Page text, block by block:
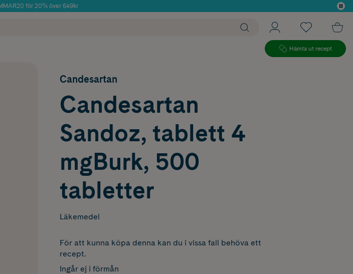
för 20% över 649kr
Hämta ut recept
Candesartan
Candesartan
Sandoz, tablett 4
mgBurk, 500
tabletter
Läkemedel
För att kunna köpa denna kan du i vissa fall behöva ett
recept.
Ingår ej i förmån